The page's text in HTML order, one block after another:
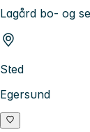
Lagård bo- og
Sted
Egersund